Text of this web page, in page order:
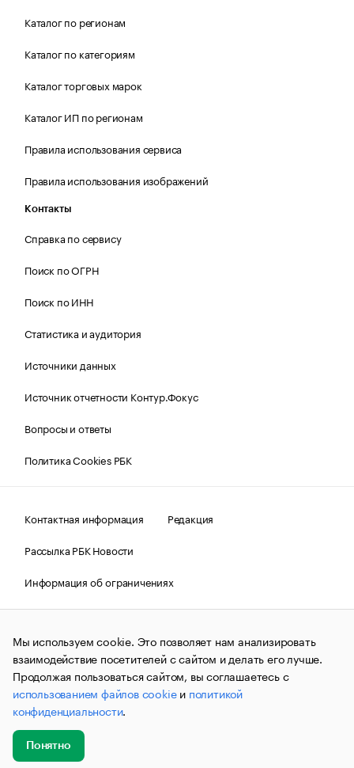
Каталог по регионам
Каталог по категориям
Каталог торговых марок
Каталог ИП по регионам
Правила использования сервиса
Правила использования изображений
Контакты
Справка по сервису
Поиск по ОГРН
Поиск по ИНН
Статистика и аудитория
Источники данных
Источник отчетности Контур.Фокус
Вопросы и ответы
Политика Cookies РБК
Контактная информация
Редакция
Рассылка РБК Новости
Информация об ограничениях
Правовая информация
О соблюдении авторских прав
© АО «РОСБИЗНЕСКОНСАЛТИНГ»,1995–2026.Сообщения
и материалы информационного агентства «РБК»
(зарегистрировано Федеральной службой по надзору в сфере
связи, информационных технологий и массовых
коммуникаций (Роскомнадзор) 09.12.2015 за номером ИА
№ФС77-63848) сопровождаются пометкой «РБК». Отдельные
публикации могут содержать информацию,
не предназначенную для пользователей
до 18 лет.
Мы используем cookie. Это позволяет нам анализировать
взаимодействие посетителей с сайтом и делать его лучше.
Продолжая пользоваться сайтом, вы соглашаетесь с
использованием файлов cookieи политикой
конфиденциальности.
Понятно